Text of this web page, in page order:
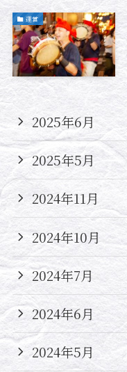
運営
2025年6月
2025年5月
2024年11月
2024年10月
2024年7月
2024年6月
2024年5月